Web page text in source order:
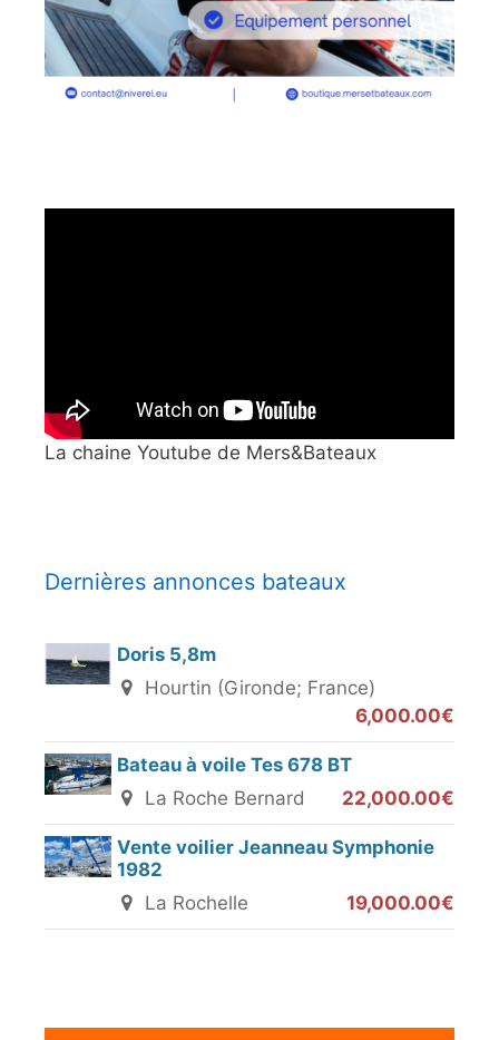
La chaine Youtube de Mers&Bateaux
Dernières annonces bateaux
Doris 5,8m
Hourtin (Gironde; France)
6,000.00€
Bateau à voile Tes 678 BT
La Roche Bernard
22,000.00€
Vente voilier Jeanneau Symphonie
1982
La Rochelle
19,000.00€